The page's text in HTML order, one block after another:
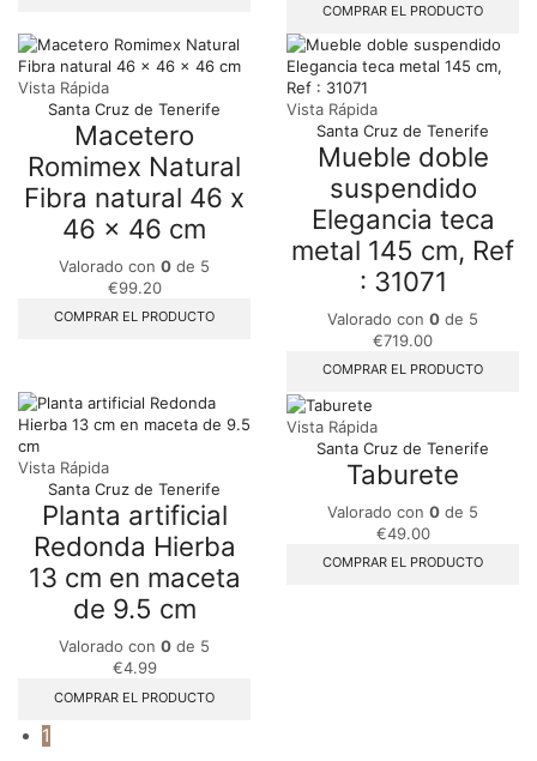
COMPRAR EL PRODUCTO
Vista Rápida
Santa Cruz de Tenerife
Macetero
Romimex Natural
Fibra natural 46 x
46 x 46 cm
Valorado con 0 de 5
€99.20
COMPRAR EL PRODUCTO
Vista Rápida
Santa Cruz de Tenerife
Mueble doble
suspendido
Elegancia teca
metal 145 cm, Ref
: 31071
Valorado con 0 de 5
€719.00
COMPRAR EL PRODUCTO
Vista Rápida
Santa Cruz de Tenerife
Planta artificial
Redonda Hierba
13 cm en maceta
de 9.5 cm
Valorado con 0 de 5
€4.99
COMPRAR EL PRODUCTO
Vista Rápida
Santa Cruz de Tenerife
Taburete
Valorado con 0 de 5
€49.00
COMPRAR EL PRODUCTO
1